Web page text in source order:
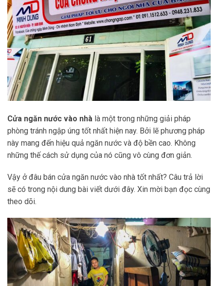
Cửa ngăn nước vào nhà là một trong những giải pháp
phòng tránh ngập úng tốt nhất hiện nay. Bởi lẽ phương pháp
này mang đến hiệu quả ngăn nước và độ bền cao. Không
những thế cách sử dụng của nó cũng vô cùng đơn giản.
Vậy ở đâu bán cửa ngăn nước vào nhà tốt nhất? Câu trả lời
sẽ có trong nội dung bài viết dưới đây. Xin mời bạn đọc cùng
theo dõi.